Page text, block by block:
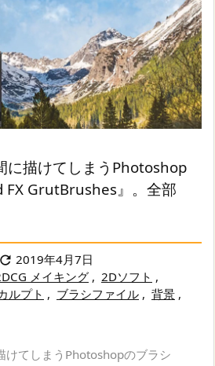
に描けてしまうPhotoshop
FX GrutBrushes』。全部
 2019年4月7日
メイキング , 2Dソフト ,
ルプト , ブラシファイル , 背景 ,
けてしまうPhotoshopのブラシ